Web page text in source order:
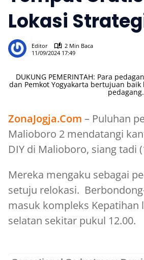
Lokasi
Editor
2 Min Baca
11/09/2024 17:49
DUKUNG PEMERINTAH: Para
dan Pemkot Yogyakarta bertujuan
ZonaJogja.Com – Puluhan
Malioboro 2 mendatangi
DIY di Malioboro, siang tadi
Mereka mengaku sebagai
setuju relokasi.
masuk kompleks Kepatihan
selatan sekitar pukul 12.00.